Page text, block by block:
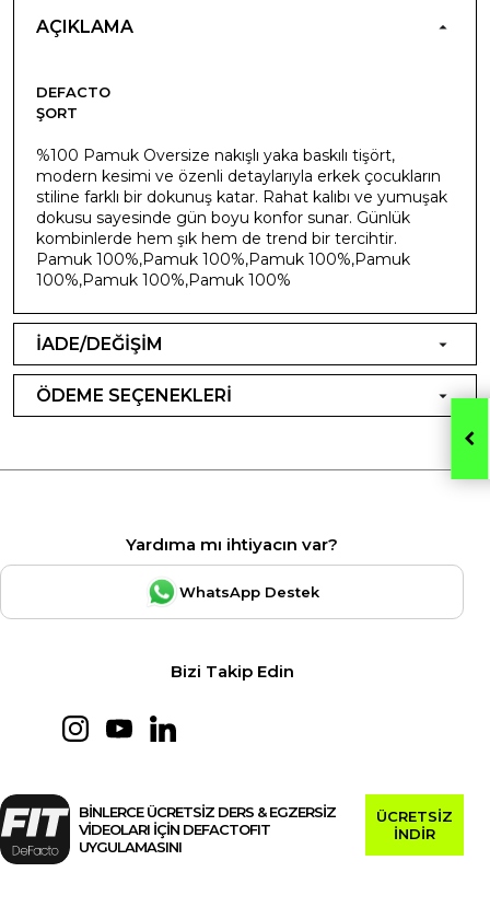
AÇIKLAMA
DEFACTO
ŞORT
%100 Pamuk Oversize nakışlı yaka baskılı tişört,
modern kesimi ve özenli detaylarıyla erkek çocukların
stiline farklı bir dokunuş katar. Rahat kalıbı ve yumuşak
dokusu sayesinde gün boyu konfor sunar. Günlük
kombinlerde hem şık hem de trend bir tercihtir.
Pamuk 100%,Pamuk 100%,Pamuk 100%,Pamuk
100%,Pamuk 100%,Pamuk 100%
İADE/DEĞİŞİM
ÖDEME SEÇENEKLERİ
Yardıma mı ihtiyacın var?
WhatsApp Destek
Bizi Takip Edin
BİNLERCE ÜCRETSİZ DERS & EGZERSİZ
VİDEOLARI İÇİN DEFACTOFIT
UYGULAMASINI
ÜCRETSİZ
İNDİR